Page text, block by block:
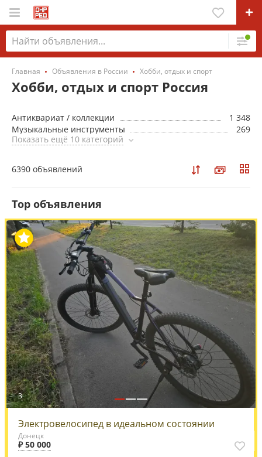
Главная Объявления в России Хобби, отдых и спорт
Хобби, отдых и спорт Россия
Антиквариат / коллекции
1 348
Музыкальные инструменты
269
Показать ещё 10 категорий
6390 объявлений
Top объявления
3
Электровелосипед в идеальном состоянии
Донецк
₽ 50 000